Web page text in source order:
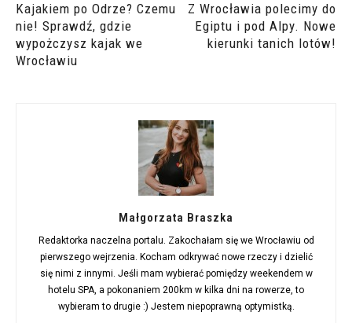
Kajakiem po Odrze? Czemu
nie! Sprawdź, gdzie
wypożczysz kajak we
Wrocławiu
Z Wrocławia polecimy do
Egiptu i pod Alpy. Nowe
kierunki tanich lotów!
Małgorzata Braszka
Redaktorka naczelna portalu. Zakochałam się we Wrocławiu od
pierwszego wejrzenia. Kocham odkrywać nowe rzeczy i dzielić
się nimi z innymi. Jeśli mam wybierać pomiędzy weekendem w
hotelu SPA, a pokonaniem 200km w kilka dni na rowerze, to
wybieram to drugie :) Jestem niepoprawną optymistką.